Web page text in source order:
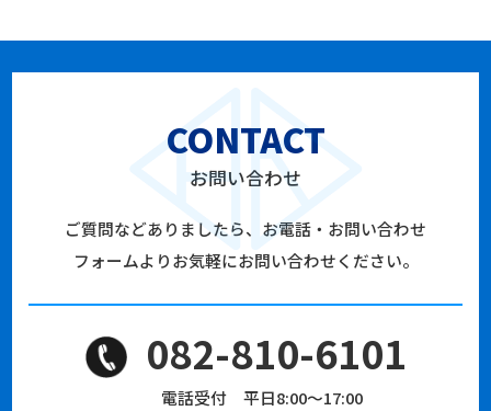
CONTACT
お問い合わせ
ご質問などありましたら、お電話・お問い合わせ
フォームよりお気軽にお問い合わせください。
082-810-6101
電話受付 平日8:00～17:00